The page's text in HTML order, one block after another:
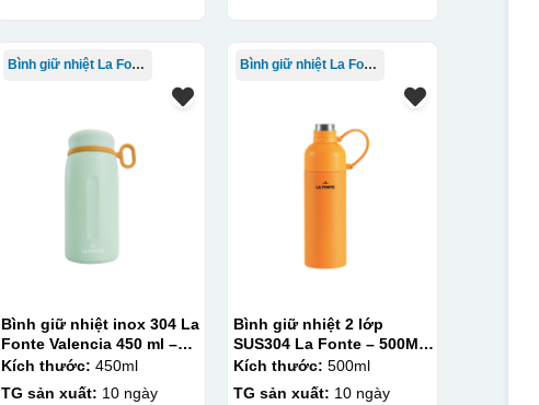
Bình giữ nhiệt La Fonte
Bình giữ nhiệt inox 304 La
Fonte Valencia 450 ml –
012355
Kích thước: 450ml
TG sản xuất: 10 ngày
Bình giữ nhiệt La Fonte
Bình giữ nhiệt 2 lớp
SUS304 La Fonte – 500ML
– 012737
Kích thước: 500ml
TG sản xuất: 10 ngày